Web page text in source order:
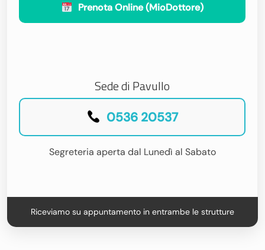
Prenota Online (MioDottore)
Sede di Pavullo
0536 20537
Segreteria aperta dal Lunedì al Sabato
Riceviamo su appuntamento in entrambe le strutture